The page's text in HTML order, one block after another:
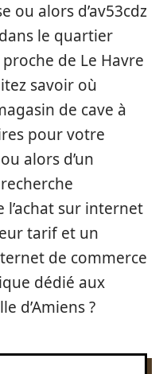
ou alors d’av53cdz
le quartier
de Le Havre
savoir où
de cave à
pour votre
alors d’un
sur internet
tarif et un
de commerce
dédié aux
d’Amiens ?